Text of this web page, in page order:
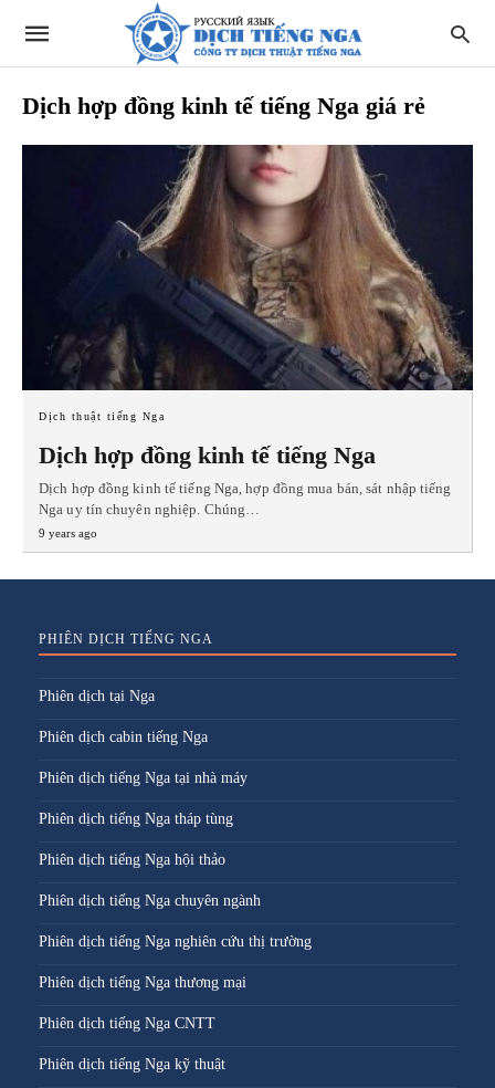
Dịch hợp đồng kinh tế tiếng Nga giá rẻ
Dịch thuật tiếng Nga
Dịch hợp đồng kinh tế tiếng Nga
Dịch hợp đồng kinh tế tiếng Nga, hợp đồng mua bán, sát nhập tiếng
Nga uy tín chuyên nghiệp. Chúng…
9 years ago
PHIÊN DỊCH TIẾNG NGA
Phiên dịch tại Nga
Phiên dịch cabin tiếng Nga
Phiên dịch tiếng Nga tại nhà máy
Phiên dịch tiếng Nga tháp tùng
Phiên dịch tiếng Nga hội thảo
Phiên dịch tiếng Nga chuyên ngành
Phiên dịch tiếng Nga nghiên cứu thị trường
Phiên dịch tiếng Nga thương mại
Phiên dịch tiếng Nga CNTT
Phiên dịch tiếng Nga kỹ thuật